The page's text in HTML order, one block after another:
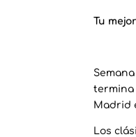
Tu
termina
Madrid
Los